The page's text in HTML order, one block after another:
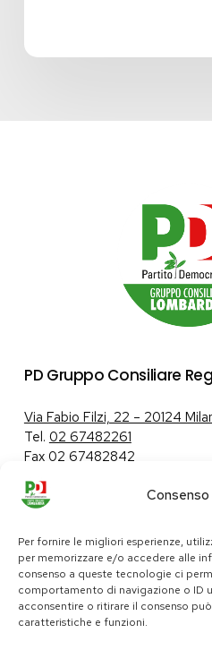
Consenso
Per fornire le migliori esperienze,
per memorizzare e/o accedere alle
consenso a queste tecnologie ci
comportamento di navigazione o ID
acconsentire o ritirare il consenso
caratteristiche e funzioni.
PD Gruppo Consiliare
Via Fabio Filzi, 22 – 20124
Tel. 02 67482261
Fax 02 67482842
Tutela dei dati personali|